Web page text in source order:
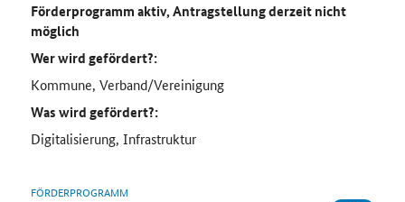
Förderprogramm aktiv, Antragstellung derzeit nicht
möglich
Wer wird gefördert?:
Kommune, Verband/Vereinigung
Was wird gefördert?:
Digitalisierung, Infrastruktur
FÖRDERPROGRAMM